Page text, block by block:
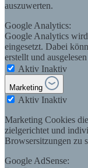
auszuwerten.
Google Analytics:
Google Analytics
eingesetzt. Dabei
erstellt und
Aktiv Inaktiv
Marketing
Aktiv Inaktiv
Marketing Cookies
zielgerichtet und
Browsersitzungen zu
Google AdSense: